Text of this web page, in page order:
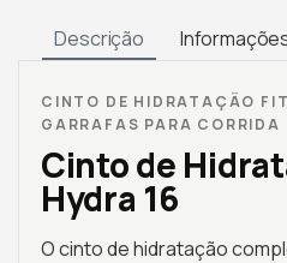
Descrição
CINTO DE HIDRATAÇÃO
GARRAFAS PARA CORRIDA
Cinto de
Hydra 16
O cinto de hidratação